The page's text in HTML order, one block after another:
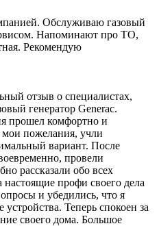
Обслуживаю газовый
Напоминают про ТО,
Рекомендую
отзыв о специалистах,
генератор Generac.
прошел комфортно и
пожелания, учли
вариант. После
провели
рассказали обо всех
профи своего дела
и убедились, что я
устройства. Теперь спокоен за
своего дома. Большое